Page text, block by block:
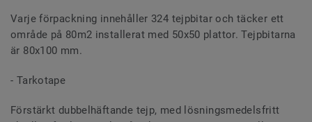
Varje förpackning innehåller 324 tejpbitar och täcker ett
område på 80m2 installerat med 50x50 plattor. Tejpbitarna
är 80x100 mm.
- Tarkotape
Förstärkt dubbelhäftande tejp, med lösningsmedelsfritt